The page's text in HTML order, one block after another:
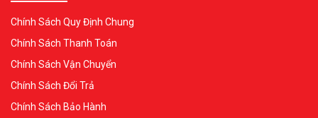
Chính Sách Quy Định Chung
Chính Sách Thanh Toán
Chính Sách Vận Chuyển
Chính Sách Đổi Trả
Chính Sách Bảo Hành